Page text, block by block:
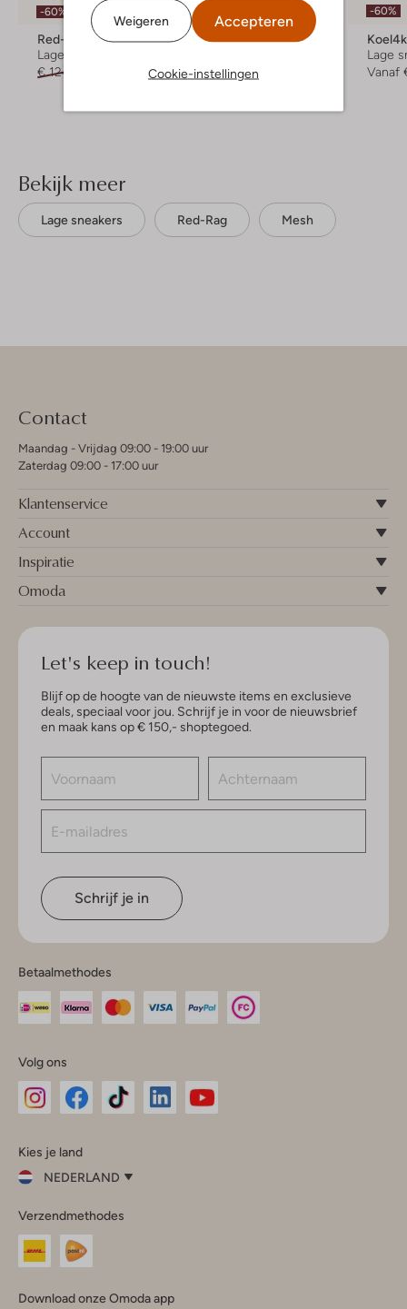
Weigeren Accepteren
Cookie-instellingen
-60%
Red-Rag
Lage sneakers
€ 124,95
Red-Rag
€ 139,99 € 55,99
-60%
Lage
Vanaf
Bekijk meer
Lage sneakers Red-Rag Mesh
Contact
Maandag - Vrijdag 09:00 - 19:00 uur
Zaterdag 09:00 - 17:00 uur
Klantenservice
Account
Inspiratie
Omoda
Let's keep in touch!
Blijf op de hoogte van de nieuwste items en exclusieve
deals, speciaal voor jou. Schrijf je in voor de nieuwsbrief
en maak kans op € 150,- shoptegoed.
Schrijf je in
Betaalmethodes
Volg ons
InstagramFacebook
Kies je land
NEDERLAND
je
land
Nederland
Verzendmethodes
Download onze Omoda app